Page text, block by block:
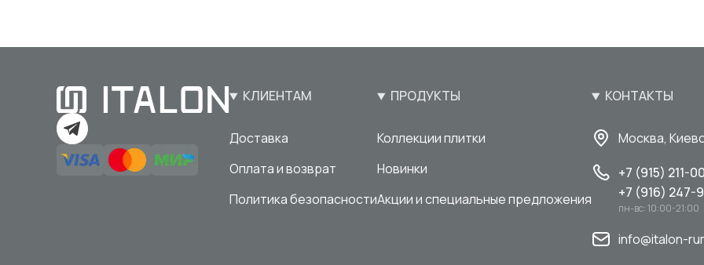
КЛИЕНТАМ
Доставка
Оплата и возврат
Политика безопасности
ПРОДУКТЫ
Коллекции плитки
Новинки
Акции и специальные предложения
КОНТАКТЫ
Москва,
+7 (915) 211-
+7 (916) 247-
пн-вс: 10:00-21:00
info@italon-